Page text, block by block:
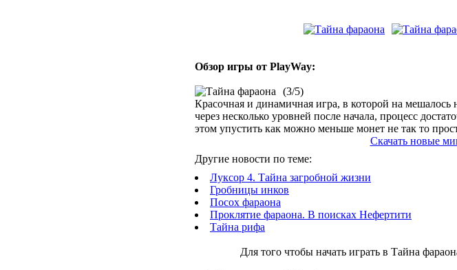
Обзор игры от PlayWay:
(3/5)
Красочная и динамичная игра, в которой на
через несколько уровней после начала, процесс
этом упустить как можно меньше монет не так то
Скачать новые
Другие новости по теме:
Луксор 4. Тайна загробной жизни
Гробницы инков
Посох фараона
Проклятие фараона. В поисках Нефертити
Тайна рифа
Для того чтобы начать играть в Тайна